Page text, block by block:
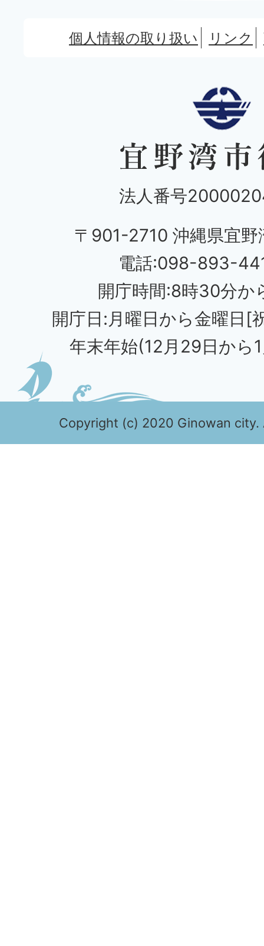
個人情報の取り扱い リンク
法人番号
〒901-2710 沖縄県宜野
電話:098-893-
開庁時間:8時30分か
開庁日:月曜日から金曜日[
年末年始(12月29日から
Copyright (c) 2020 Ginowan city.